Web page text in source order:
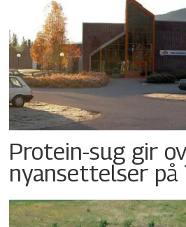
Protein-sug gir
nyansettelser på